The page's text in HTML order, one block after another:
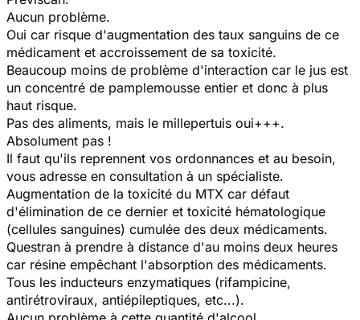
Aucun problème.
Oui car risque d'augmentation des taux sanguins de ce
médicament et accroissement de sa toxicité.
Beaucoup moins de problème d'interaction car le jus est
un concentré de pamplemousse entier et donc à plus
haut risque.
Pas des aliments, mais le millepertuis oui+++.
Absolument pas !
Il faut qu'ils reprennent vos ordonnances et au besoin,
vous adresse en consultation à un spécialiste.
Augmentation de la toxicité du MTX car défaut
d'élimination de ce dernier et toxicité hématologique
(cellules sanguines) cumulée des deux médicaments.
Questran à prendre à distance d'au moins deux heures
car résine empêchant l'absorption des médicaments.
Tous les inducteurs enzymatiques (rifampicine,
antirétroviraux, antiépileptiques, etc...).